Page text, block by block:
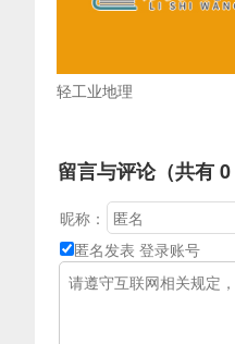
轻工业地理
留言与评论（共有0
昵称：
匿名发表 登录账号